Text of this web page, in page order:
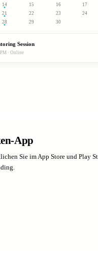
14 15 16 17
21 22 23 24
28 29 30
Session
· Online
App
Sie im App Store und Play